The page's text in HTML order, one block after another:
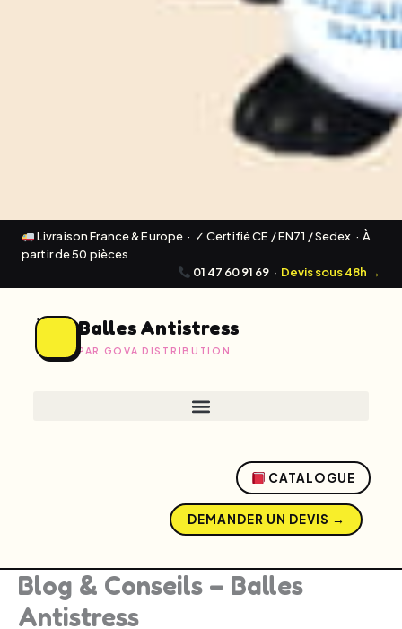
Livraison France & Europe · ✓ Certifié CE / EN71 / Sedex · À
partir de 50 pièces
01 47 60 91 69 · Devis sous 48h →
Balles Antistress
PAR GOVA DISTRIBUTION
CATALOGUE
DEMANDER UN DEVIS →
Blog & Conseils – Balles
Antistress